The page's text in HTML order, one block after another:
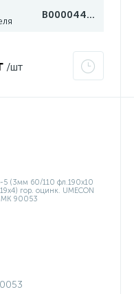
В00004484
/шт